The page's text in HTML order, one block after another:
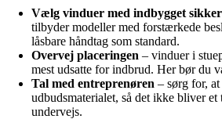
Vælg vinduer med indbygget
tilbyder modeller med forstærkede
låsbare håndtag som standard.
Overvej placeringen – vinduer i
mest udsatte for indbrud. Her bør du
Tal med entreprenøren – sørg for,
udbudsmaterialet, så det ikke bliver
undervejs.